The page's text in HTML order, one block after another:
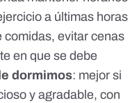
a últimas horas
comidas, evitar cenas
en que se debe
dormimos: mejor si
y agradable, con